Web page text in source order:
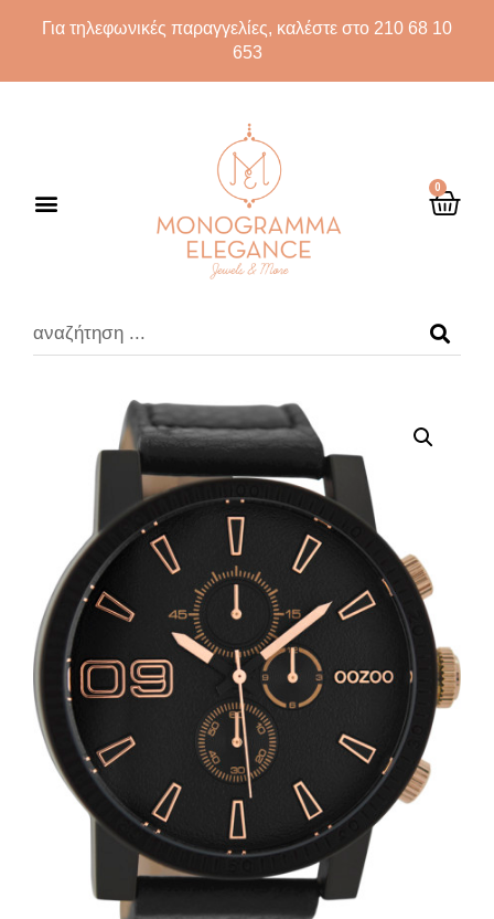
Για τηλεφωνικές παραγγελίες, καλέστε στο 210 68 10
653
0